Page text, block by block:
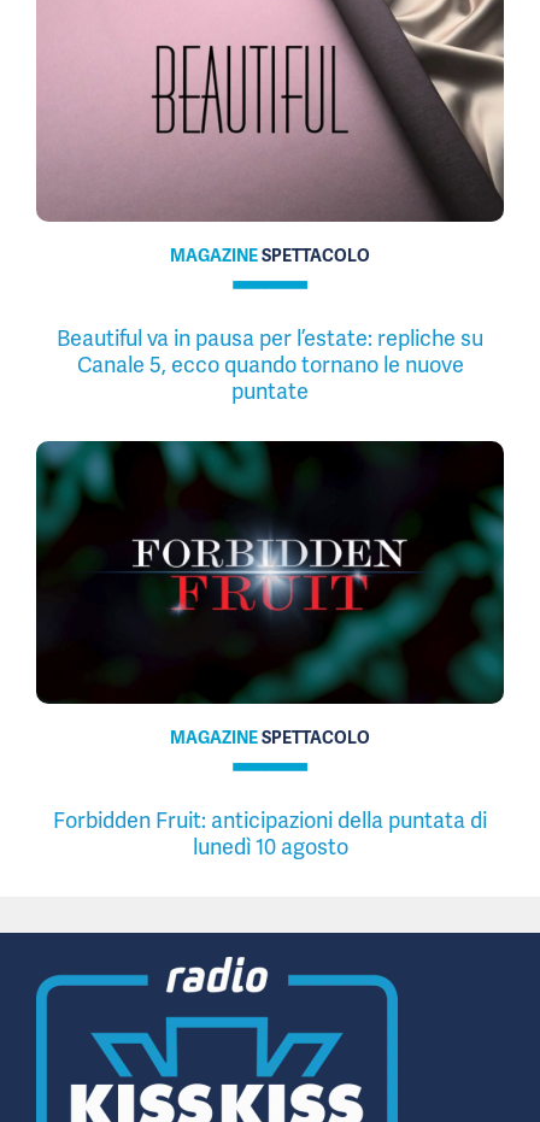
MAGAZINESPETTACOLO
Beautiful va in pausa per l’estate: repliche su
Canale 5, ecco quando tornano le nuove
puntate
MAGAZINESPETTACOLO
Forbidden Fruit: anticipazioni della puntata di
lunedì 10 agosto